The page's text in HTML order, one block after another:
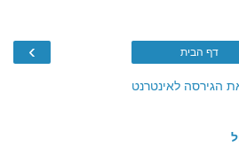
› דף הבית
הגירסה לאינטרנט